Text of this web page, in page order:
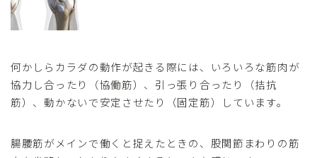
何かしらカラダの動作が起きる際には、いろいろな筋肉が
協力し合ったり（協働筋）、引っ張り合ったり（拮抗
筋）、動かないで安定させたり（固定筋）しています。
腸腰筋がメインで働くと捉えたときの、股関節まわりの筋